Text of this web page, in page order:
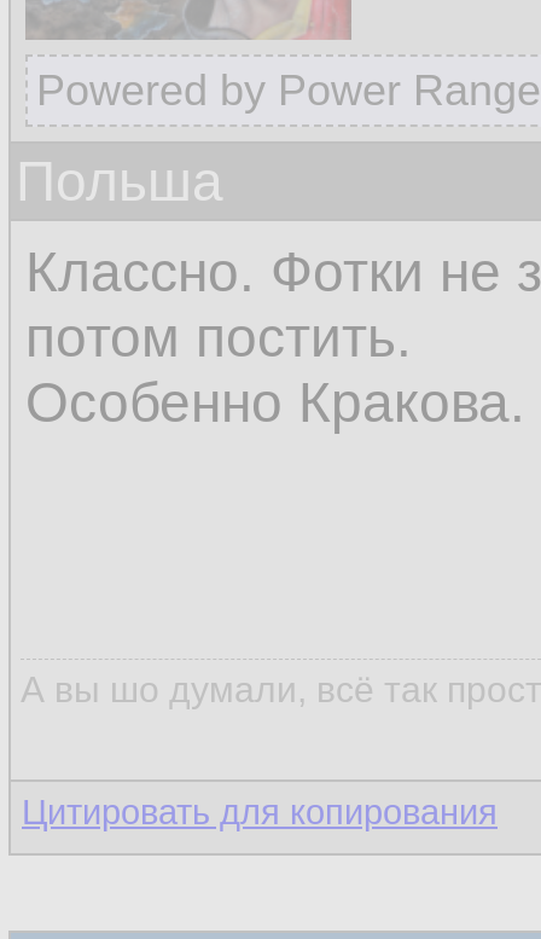
Powered by Power
Польша
Классно. Фотки не
потом постить.
Особенно Кракова.
А вы шо думали, всё так
Цитировать для копирования